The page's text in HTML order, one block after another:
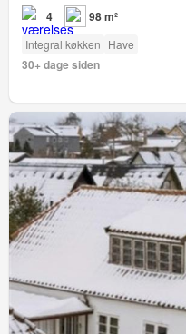
4 98 m²
Integral køkken Have
30+ dage siden